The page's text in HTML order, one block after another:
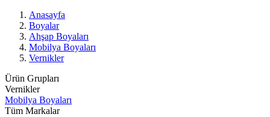
Anasayfa
Boyalar
Ahşap Boyaları
Mobilya Boyaları
Vernikler
Ürün Grupları
Vernikler
Mobilya Boyaları
Tüm Markalar